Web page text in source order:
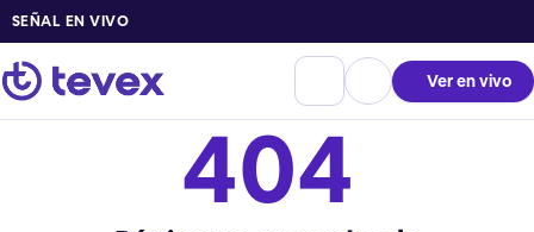
SEÑAL EN VIVO
Ver en vivo
404